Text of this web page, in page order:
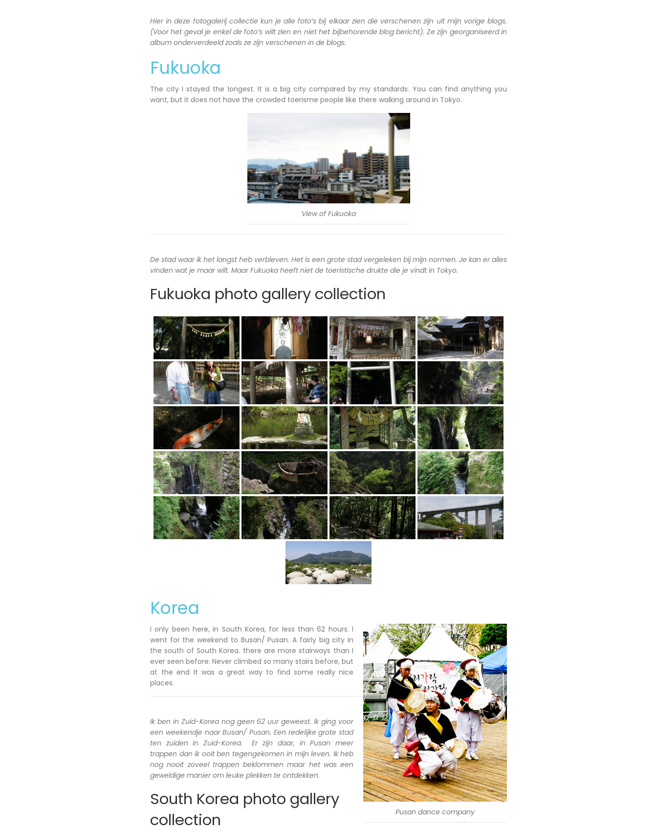
Hier in deze fotogalerij collectie kun je alle foto’s bij elkaar zien die verschenen zijn uit mijn vorige blogs.
(Voor het geval je enkel de foto’s wilt zien en niet het bijbehorende blog bericht). Ze zijn georganiseerd in
album onderverdeeld zoals ze zijn verschenen in de blogs.
Fukuoka
The city I stayed the longest. It is a big city compared by my standards. You can find anything you
want, but it does not have the crowded toerisme people like there walking around in Tokyo.
View of Fukuoka
De stad waar ik het langst heb verbleven. Het is een grote stad vergeleken bij mijn normen. Je kan er alles
vinden wat je maar wilt. Maar Fukuoka heeft niet de toeristische drukte die je vindt in Tokyo.
Fukuoka photo gallery collection
Korea
Pusan dance company
I only been here, in South Korea, for less than 62 hours. I
went for the weekend to Busan/ Pusan. A fairly big city in
the south of South Korea. there are more stairways than I
ever seen before. Never climbed so many stairs before, but
at the end It was a great way to find some really nice
places.
Ik ben in Zuid-Korea nog geen 62 uur geweest. Ik ging voor
een weekendje naar Busan/ Pusan. Een redelijke grote stad
ten zuiden in Zuid-Korea. Er zijn daar, in Pusan meer
trappen dan ik ooit ben tegengekomen in mijn leven. Ik heb
nog nooit zoveel trappen beklommen maar het was een
geweldige manier om leuke plekken te ontdekken.
South Korea photo gallery
collection